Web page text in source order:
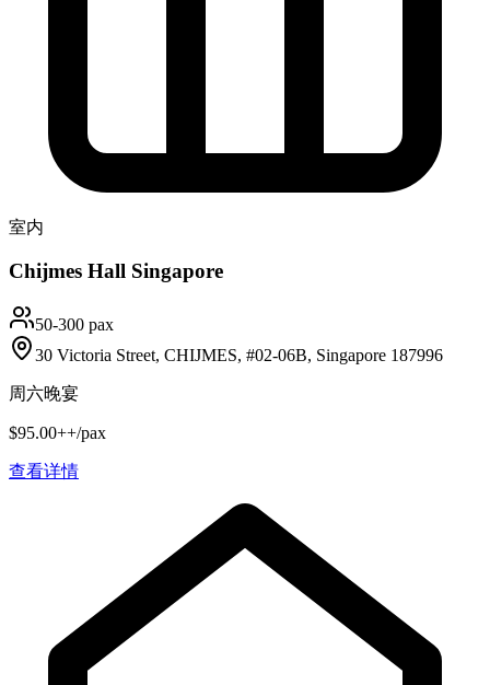
室内
Chijmes Hall Singapore
50-300 pax
30 Victoria Street, CHIJMES, #02-06B, Singapore 187996
周六晚宴
$95.00++/pax
查看详情